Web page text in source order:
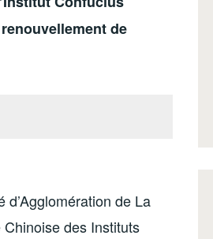
de
de La
des Instituts